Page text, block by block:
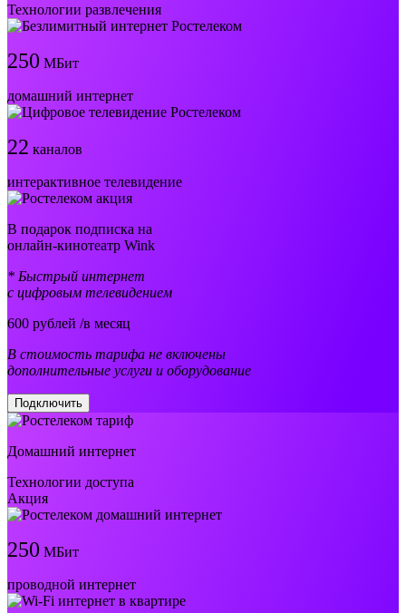
Технологии развлечения
250 МБит
домашний интернет
22 каналов
интерактивное телевидение
В подарок подписка на
онлайн-кинотеатр Wink
* Быстрый интернет
с цифровым телевидением
600 рублей /в месяц
В стоимость тарифа не включены
дополнительные услуги и оборудование
Подключить
Домашний интернет
Технологии доступа
Акция
250 МБит
проводной интернет